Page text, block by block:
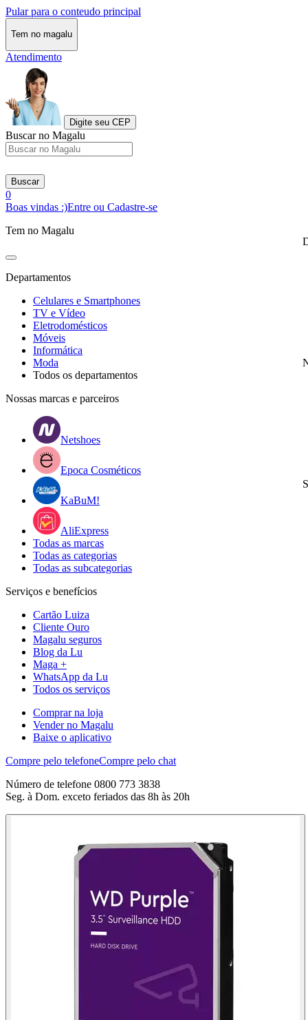
Pular para o conteudo principal
Tem no magalu
Atendimento
Digite seu CEP
Buscar no Magalu
Buscar
0
Boas vindas :)Entre ou Cadastre-se
Tem no Magalu
Departamentos
Celulares e Smartphones
TV e Vídeo
Eletrodomésticos
Móveis
Informática
Moda
Todos os departamentos
Nossas marcas e parceiros
Netshoes
Epoca Cosméticos
KaBuM!
AliExpress
Todas as marcas
Todas as categorias
Todas as subcategorias
Serviços e benefícios
Cartão Luiza
Cliente Ouro
Magalu seguros
Blog da Lu
Maga +
WhatsApp da Lu
Todos os serviços
Comprar na loja
Vender no Magalu
Baixe o aplicativo
Compre pelo telefoneCompre pelo chat
Número de telefone 0800 773 3838
Seg. à Dom. exceto feriados das 8h às 20h